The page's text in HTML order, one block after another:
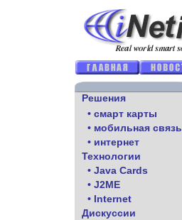
Решения
• смарт карты
• мобильная связь
• интернет
Технологии
• Java Cards
• J2ME
• Internet
Дискуссии